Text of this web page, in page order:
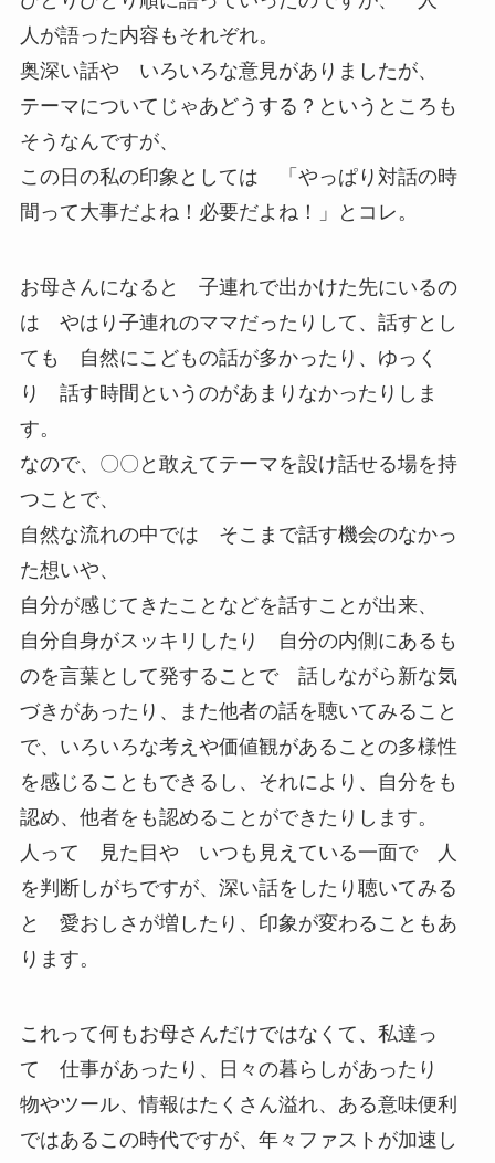
人が語った内容もそれぞれ。
奥深い話や いろいろな意見がありましたが、
テーマについてじゃあどうする？というところも
そうなんですが、
この日の私の印象としては 「やっぱり対話の時
間って大事だよね！必要だよね！」とコレ。
お母さんになると 子連れで出かけた先にいるの
は やはり子連れのママだったりして、話すとし
ても 自然にこどもの話が多かったり、ゆっく
り 話す時間というのがあまりなかったりしま
す。
なので、〇〇と敢えてテーマを設け話せる場を持
つことで、
自然な流れの中では そこまで話す機会のなかっ
た想いや、
自分が感じてきたことなどを話すことが出来、
自分自身がスッキリしたり 自分の内側にあるも
のを言葉として発することで 話しながら新な気
づきがあったり、また他者の話を聴いてみること
で、いろいろな考えや価値観があることの多様性
を感じることもできるし、それにより、自分をも
認め、他者をも認めることができたりします。
人って 見た目や いつも見えている一面で 人
を判断しがちですが、深い話をしたり聴いてみる
と 愛おしさが増したり、印象が変わることもあ
ります。
これって何もお母さんだけではなくて、私達っ
て 仕事があったり、日々の暮らしがあったり
物やツール、情報はたくさん溢れ、ある意味便利
ではあるこの時代ですが、年々ファストが加速し